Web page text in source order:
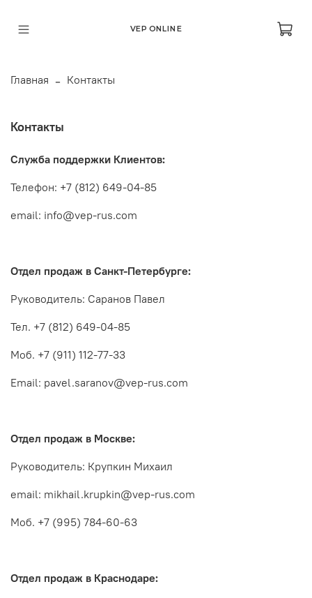
VEP ONLINE
Главная Контакты
Контакты
Служба поддержки Клиентов:
Телефон: +7 (812) 649-04-85
email: info@vep-rus.com
Отдел продаж в Санкт-Петербурге:
Руководитель: Саранов Павел
Тел. +7 (812) 649-04-85
Моб. +7 (911) 112-77-33
Email: pavel.saranov@vep-rus.com
Отдел продаж в Москве:
Руководитель: Крупкин Михаил
email: mikhail.krupkin@vep-rus.com
Моб. +7 (995) 784-60-63
Отдел продаж в Краснодаре: